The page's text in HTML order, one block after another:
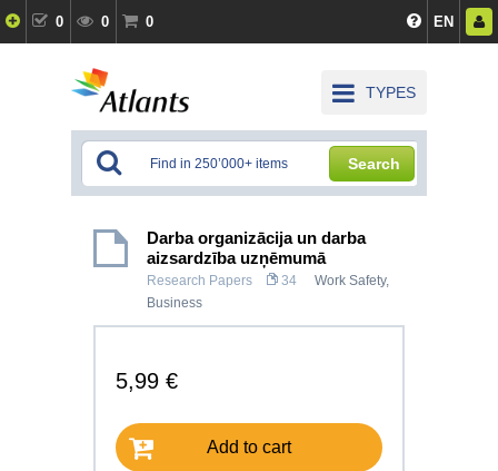
0 0 0 EN
TYPES
Search
Darba organizācija un darba
aizsardzība uzņēmumā
Research Papers 34 Work Safety,
Business
5,99 €
Add to cart